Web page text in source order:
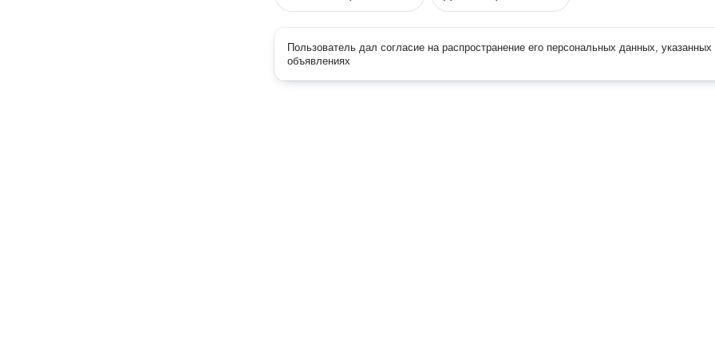
Пользователь дал согласие на распространение его персональных данных, указанных
объявлениях